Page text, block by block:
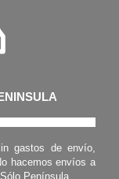
gastos de envío,
hacemos envíos a
Península.